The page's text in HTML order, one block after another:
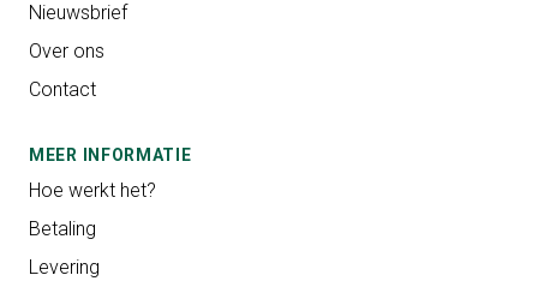
Nieuwsbrief
Over ons
Contact
MEER INFORMATIE
Hoe werkt het?
Betaling
Levering